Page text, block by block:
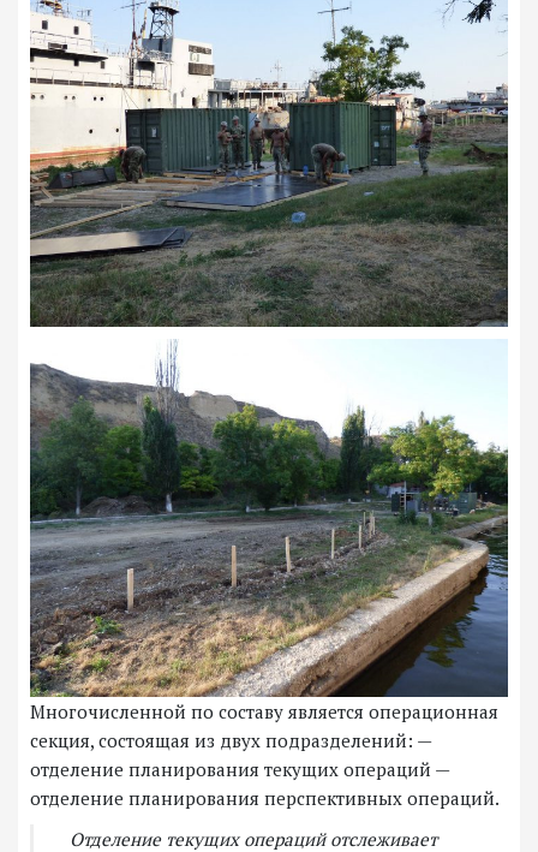
Многочисленной по составу является операционная
секция, состоящая из двух подразделений: —
отделение планирования текущих операций —
отделение планирования перспективных операций.
Отделение текущих операций отслеживает